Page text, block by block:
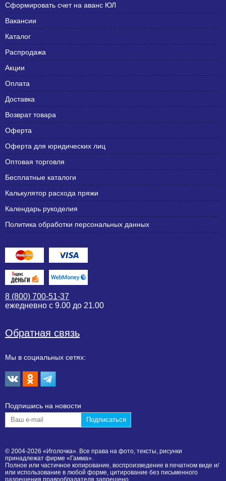
Сформировать счет на аванс ЮЛ
Вакансии
Каталог
Распродажа
Акции
Оплата
Доставка
Возврат товара
Оферта
Оферта для юридических лиц
Оптовая торговля
Бесплатные каталоги
Калькулятор расхода пряжи
Календарь рукоделия
Политика обработки персональных данных
8 (800) 700-51-37
ежедневно с 9.00 до 21.00
Обратная связь
Мы в социальных сетях:
Подпишиcь на новости
© 2004-2026 «Иголочка». Все права на фото, тексты, рисунки
принадлежат фирме «Гамма».
Полное или частичное копирование, воспроизведение в печатном виде и/
или использование в любой форме, цитирование без письменного
разрешения правообладателя запрещено.